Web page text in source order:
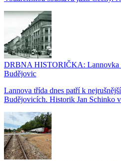
DRBNA HISTORIČKA: Lannovka
Budějovic
Lannova třída dnes patří k
Budějovicích. Historik Jan Schinko